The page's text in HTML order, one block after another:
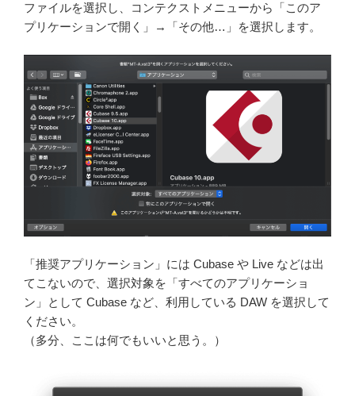
ファイルを選択し、コンテクストメニューから「このア
プリケーションで開く」→「その他…」を選択します。
「推奨アプリケーション」には Cubase や Live などは出
てこないので、選択対象を「すべてのアプリケーショ
ン」として Cubase など、利用している DAW を選択して
ください。
（多分、ここは何でもいいと思う。）